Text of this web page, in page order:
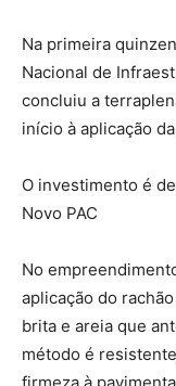
Na primeira
Nacional de
concluiu a
início à aplicação
O investimento é
Novo PAC
No
aplicação do
brita e areia que
método é
firmeza à